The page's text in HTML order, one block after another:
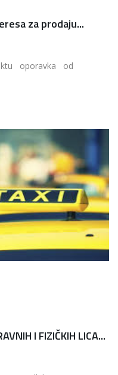
za prodaju...
oporavka od
I FIZIČKIH LICA...